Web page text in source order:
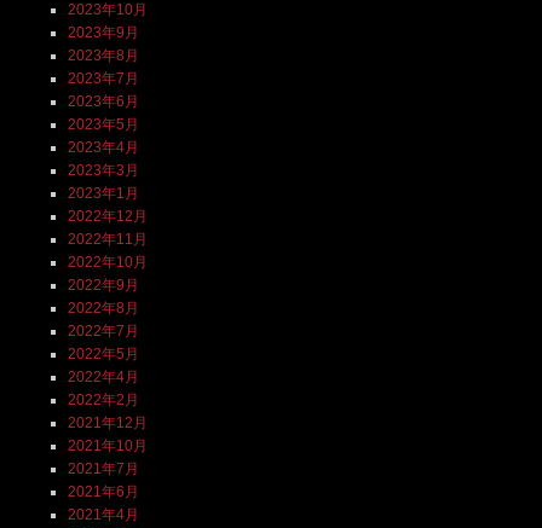
2023年10月
2023年9月
2023年8月
2023年7月
2023年6月
2023年5月
2023年4月
2023年3月
2023年1月
2022年12月
2022年11月
2022年10月
2022年9月
2022年8月
2022年7月
2022年5月
2022年4月
2022年2月
2021年12月
2021年10月
2021年7月
2021年6月
2021年4月